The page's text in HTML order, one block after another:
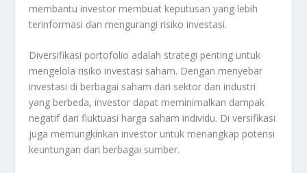
membantu investor membuat keputusan yang lebih
terinformasi dan mengurangi risiko investasi.
Diversifikasi portofolio adalah strategi penting untuk
mengelola risiko investasi saham. Dengan menyebar
investasi di berbagai saham dari sektor dan industri
yang berbeda, investor dapat meminimalkan dampak
negatif dari fluktuasi harga saham individu. Di versifikasi
juga memungkinkan investor untuk menangkap potensi
keuntungan dari berbagai sumber.